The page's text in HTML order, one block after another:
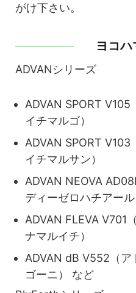
がけ下さい。
ヨコ
ADVANシリーズ
ADVAN SPORT V105
イチマルゴ）
ADVAN SPORT V103
イチマルサン）
ADVAN NEOVA
ディーゼロハチアール
ADVAN FLEVA V701
ナマルイチ）
ADVAN dB V552（ア
ゴーニ） など